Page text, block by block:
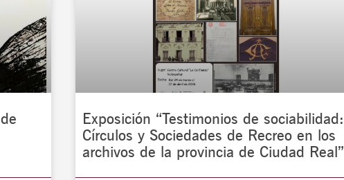
Exposición “Testimonios de sociabilidad:
Círculos y Sociedades de Recreo en los
archivos de la provincia de Ciudad Real”